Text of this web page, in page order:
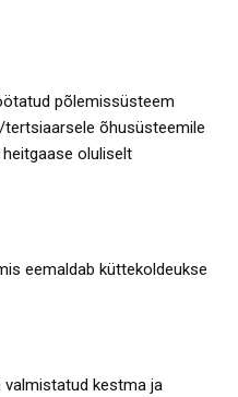
põlemissüsteem
õhusüsteemile
oluliselt
eemaldab küttekoldeukse
kestma ja